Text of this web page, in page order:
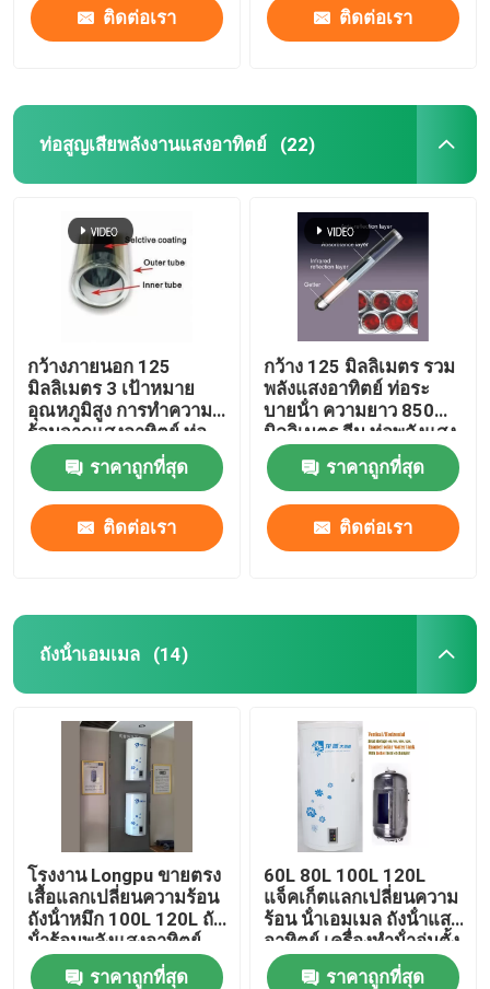
ติดต่อเรา ติดต่อเรา
ท่อสูญเสียพลังงานแสงอาทิตย์ (22)
กว้างภายนอก 125
มิลลิเมตร 3 เป้าหมาย
อุณหภูมิสูง การทําความ
ร้อนจากแสงอาทิตย์ ท่อ
สูญเสียทุกแก้ว ท่อสูญเสีย
แสงอาทิตย์ราคาถูกที่สุด
ติดต่อเรา
กว้าง 125 มิลลิเมตร รวม
พลังแสงอาทิตย์ ท่อระ
บายน้ํา ความยาว 850
มิลลิเมตร จีน ท่อพลังแสง
อาทิตย์สามสูง
ราคาถูกที่สุด
ติดต่อเรา
ถังน้ําเอมเมล (14)
โรงงาน Longpu ขายตรง
เสื้อแลกเปลี่ยนความร้อน
ถังน้ําหมึก 100L 120L ถัง
น้ําร้อนพลังแสงอาทิตย์
ราคาถูกที่สุด
60L 80L 100L 120L
แจ็คเก็ตแลกเปลี่ยนความ
ร้อน น้ําเอมเมล ถังน้ําแสง
อาทิตย์ เครื่องทําน้ําอุ่นตั้ง
ตั้ง
ราคาถูกที่สุด